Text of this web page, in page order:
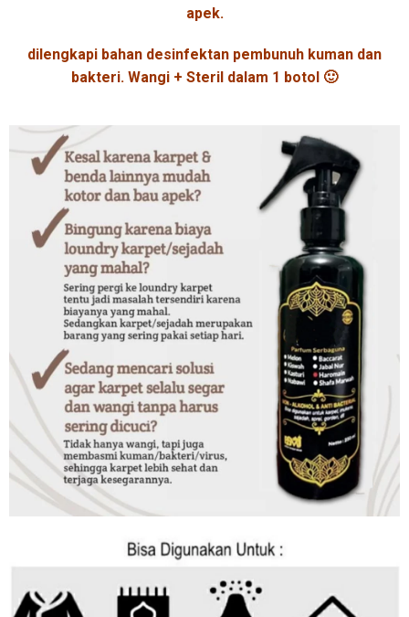
apek.
dilengkapi bahan desinfektan pembunuh kuman dan
bakteri. Wangi + Steril dalam 1 botol 🙂